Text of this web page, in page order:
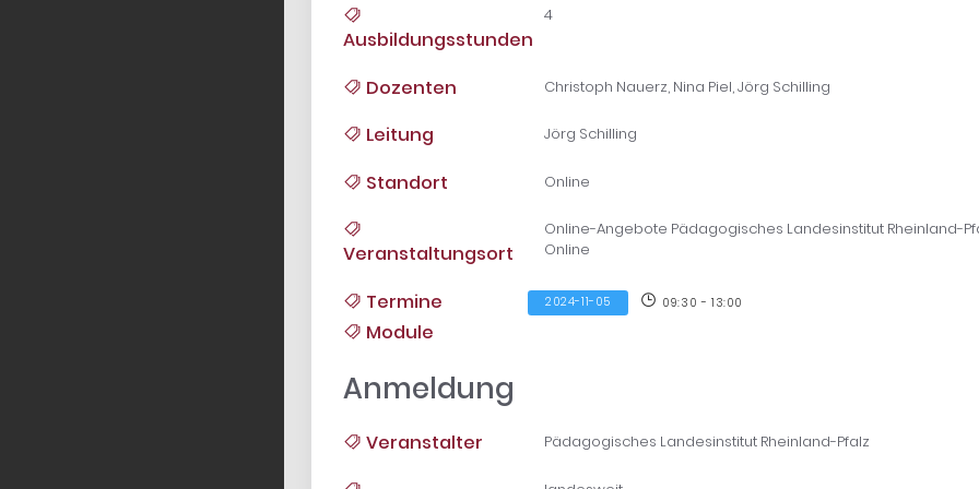
Ausbildungsstunden
4
Dozenten Christoph Nauerz, Nina Piel, Jörg Schilling
Leitung Jörg Schilling
Standort Online
Veranstaltungsort
Online-Angebote Pädagogisches Landesinstitut Rheinland-
Online
Termine 2024-11-05 09:30 - 13:00
Module
Anmeldung
Veranstalter Pädagogisches Landesinstitut Rheinland-Pfalz